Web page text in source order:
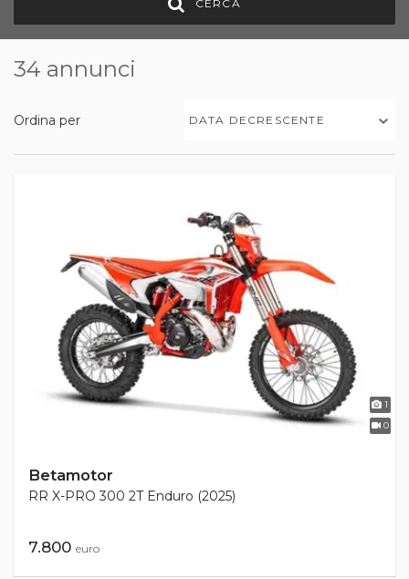
CERCA
34 annunci
Ordina per DATA DECRESCENTE
1
0
Betamotor
RR X-PRO 300 2T Enduro (2025)
7.800 euro